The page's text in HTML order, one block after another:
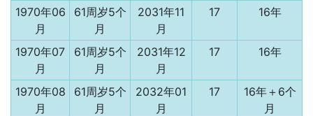
1970年06
月
61周岁5个
月
2031年11
月
17 16年
1970年07
月
61周岁5个
月
2031年12
月
17 16年
1970年08
月
61周岁5个
月
2032年01
月
17
16年＋6个
月